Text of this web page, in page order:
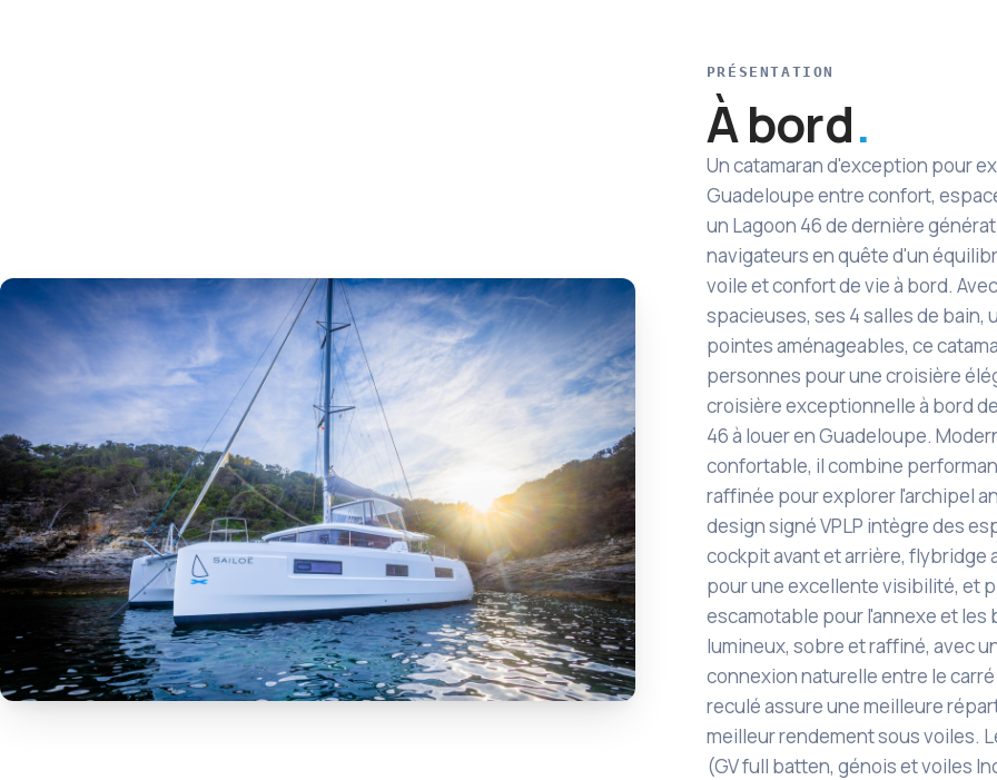
PRÉSENTATION
À bord
Un catamaran d'exception pour
Guadeloupe entre confort,
un Lagoon 46 de dernière
navigateurs en quête d'un
voile et confort de vie à bord.
spacieuses, ses 4 salles de bain,
pointes aménageables, ce
personnes pour une croisière
croisière exceptionnelle à bord
46 à louer en Guadeloupe.
confortable, il combine
raffinée pour explorer l'archipel
design signé VPLP intègre des
cockpit avant et arrière, flybridge
pour une excellente visibilité, et
escamotable pour l'annexe et les
lumineux, sobre et raffiné, avec
connexion naturelle entre le
reculé assure une meilleure
meilleur rendement sous voiles.
(GV full batten, génois et voiles